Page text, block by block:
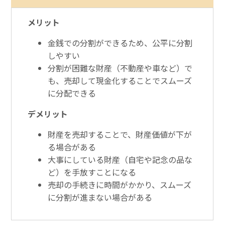
メリット
金銭での分割ができるため、公平に分割
しやすい
分割が困難な財産（不動産や車など）で
も、売却して現金化することでスムーズ
に分配できる
デメリット
財産を売却することで、財産価値が下が
る場合がある
大事にしている財産（自宅や記念の品な
ど）を手放すことになる
売却の手続きに時間がかかり、スムーズ
に分割が進まない場合がある